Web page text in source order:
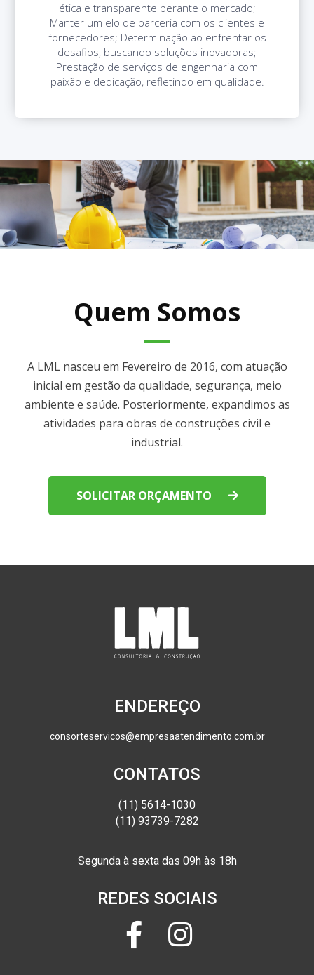
ética e transparente perante o mercado;
Manter um elo de parceria com os clientes e
fornecedores; Determinação ao enfrentar os
desafios, buscando soluções inovadoras;
Prestação de serviços de engenharia com
paixão e dedicação, refletindo em qualidade.
Quem Somos
A LML nasceu em Fevereiro de 2016, com atuação
inicial em gestão da qualidade, segurança, meio
ambiente e saúde. Posteriormente, expandimos as
atividades para obras de construções civil e
industrial.
SOLICITAR ORÇAMENTO
ENDEREÇO
consorteservicos@empresaatendimento.com.br
CONTATOS
(11) 5614-1030
(11) 93739-7282
Segunda à sexta das 09h às 18h
REDES SOCIAIS